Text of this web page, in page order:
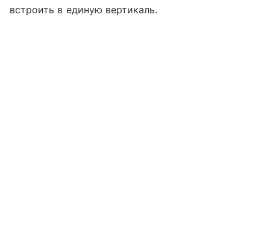
встроить в единую вертикаль.